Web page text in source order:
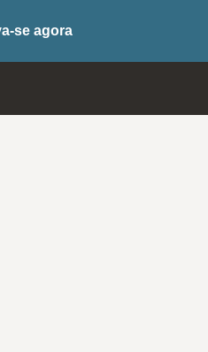
se agora